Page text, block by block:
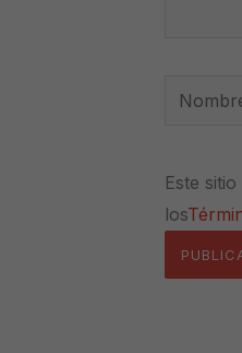
Nombre*
Este
los